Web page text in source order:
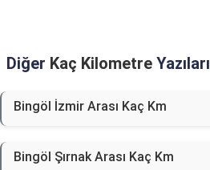
Diğer Kaç Kilometre Yazıları
Bingöl İzmir Arası Kaç Km
Bingöl Şırnak Arası Kaç Km